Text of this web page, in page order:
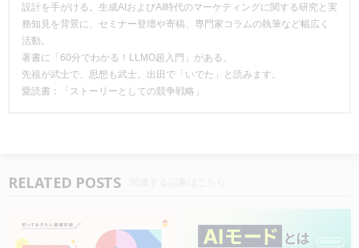
設計を手がける。生成AIおよびAI時代のマーケティングに関する研究と実
務知見を背景に、セミナー登壇や寄稿、専門家コラムの執筆など幅広く
活動。
著書に「60分でわかる！LLMO超入門」がある。
先祖が武士で、思想も武士。出田で「いでた」と読みます。
愛読書：「ストーリーとしての競争戦略」
RELATED POSTS